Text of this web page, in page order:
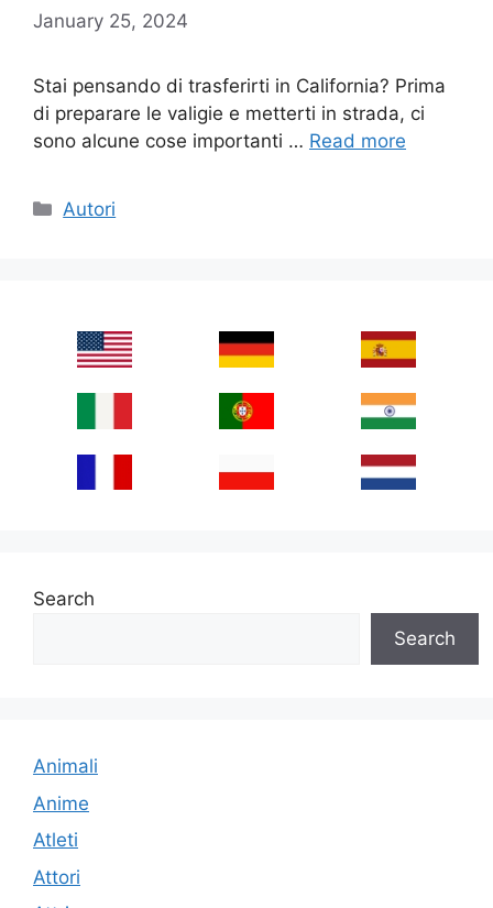
January 25, 2024
Stai pensando di trasferirti in California? Prima
di preparare le valigie e metterti in strada, ci
sono alcune cose importanti … Read more
Categories
Autori
Search
Search
Animali
Anime
Atleti
Attori